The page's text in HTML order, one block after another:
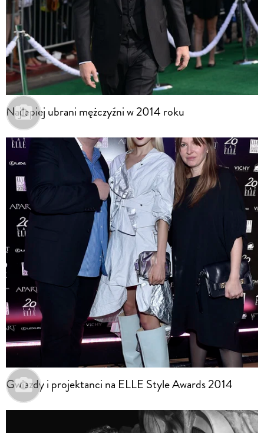
Najlepiej ubrani mężczyźni w 2014 roku
Gwiazdy i projektanci na ELLE Style Awards 2014